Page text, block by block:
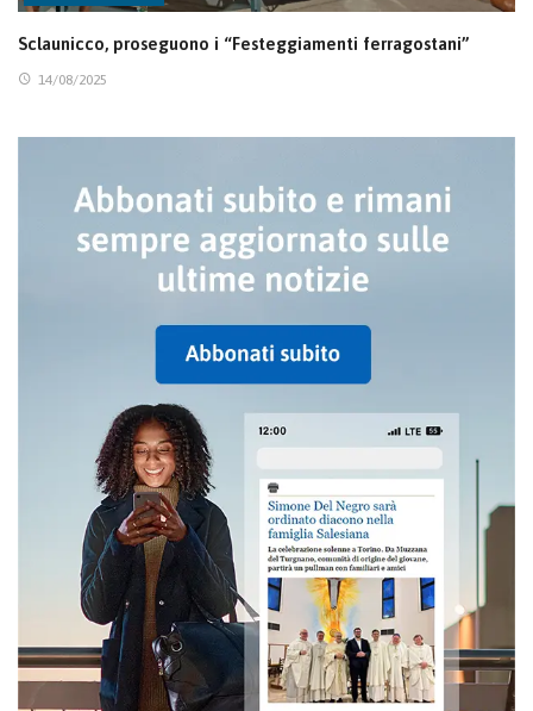
Sclaunicco, proseguono i “Festeggiamenti ferragostani”
14/08/2025